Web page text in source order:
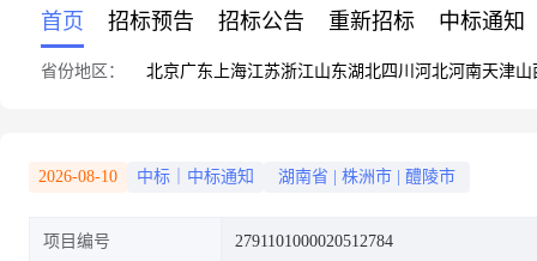
首页 招标预告 招标公告 重新招标 中标通知
省份地区： 北京广东 上海江苏浙江山东湖北四川 河北河南天津山
2026-08-10 中标｜中标通知 湖南省 株洲市 醴陵市
项目编号 2791101000020512784